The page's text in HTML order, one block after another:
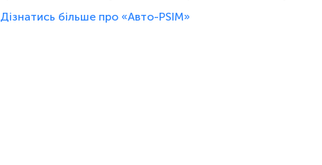
Дізнатись більше про «Авто-PSIM»